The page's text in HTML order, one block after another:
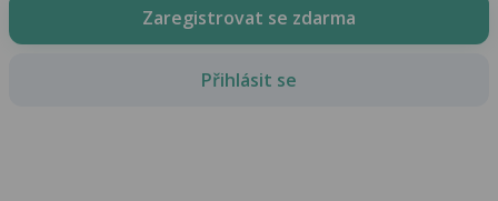
Zaregistrovat se zdarma
Přihlásit se